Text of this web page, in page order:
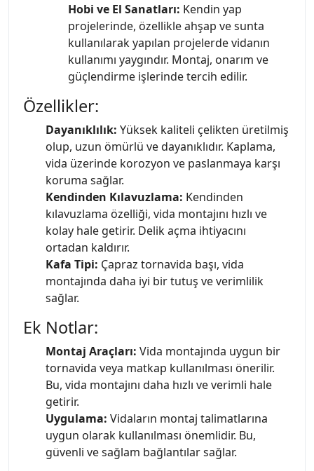
Hobi ve El Sanatları: Kendin yap
projelerinde, özellikle ahşap ve sunta
kullanılarak yapılan projelerde vidanın
kullanımı yaygındır. Montaj, onarım ve
güçlendirme işlerinde tercih edilir.
Özellikler:
Dayanıklılık: Yüksek kaliteli çelikten üretilmiş
olup, uzun ömürlü ve dayanıklıdır. Kaplama,
vida üzerinde korozyon ve paslanmaya karşı
koruma sağlar.
Kendinden Kılavuzlama: Kendinden
kılavuzlama özelliği, vida montajını hızlı ve
kolay hale getirir. Delik açma ihtiyacını
ortadan kaldırır.
Kafa Tipi: Çapraz tornavida başı, vida
montajında daha iyi bir tutuş ve verimlilik
sağlar.
Ek Notlar:
Montaj Araçları: Vida montajında uygun bir
tornavida veya matkap kullanılması önerilir.
Bu, vida montajını daha hızlı ve verimli hale
getirir.
Uygulama: Vidaların montaj talimatlarına
uygun olarak kullanılması önemlidir. Bu,
güvenli ve sağlam bağlantılar sağlar.